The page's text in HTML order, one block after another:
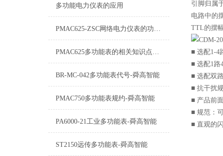
多功能电力仪表的应用
PMAC625-ZSC网络电力仪表的功能介绍
PMAC625多功能表的相关知识点讲解
BR-MC-042多功能表代号-舜高智能
PMAC750多功能表规约-舜高智能
PA6000-21工业多功能表-舜高智能
ST2150远传多功能表-舜高智能
引脚归属
电路中的
TTL的摆
■ 选配1-4
■ 选配1路
■ 选配双
■ 抗干扰
■ 产品前
■ 规范：
■ 直观的